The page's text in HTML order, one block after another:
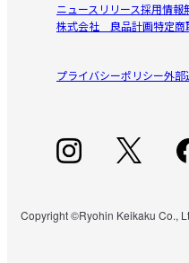
ニュースリリース採用情報
株式会社 良品計画特定商
プライバシーポリシー外部
Copyright ©Ryohin Keikaku Co.,